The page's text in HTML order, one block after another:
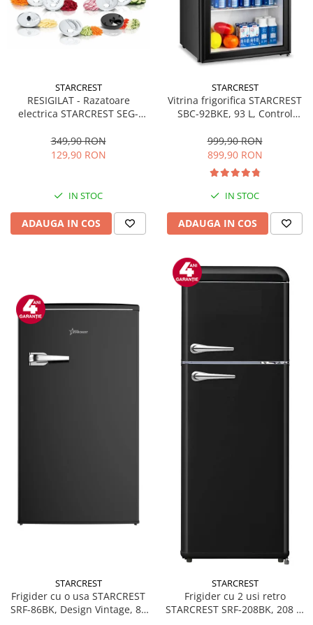
STARCREST
RESIGILAT - Razatoare
electrica STARCREST SEG-
taiere, Negru
349,90 RON
129,90 RON
IN STOC
ADAUGA IN COS
STARCREST
Vitrina frigorifica STARCREST
SBC-92BKE, 93 L, Control
83.2 cm, Negru
999,90 RON
899,90 RON
IN STOC
ADAUGA IN COS
STARCREST
Frigider cu o usa STARCREST
SRF-86BK, Design Vintage, 85
STARCREST
Frigider cu 2 usi retro
STARCREST SRF-208BK, 208 L,